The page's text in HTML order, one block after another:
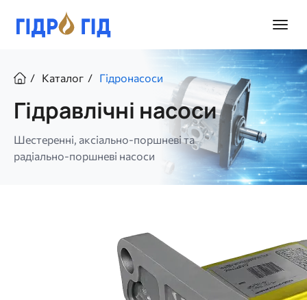
основного
меню
РядокКаталог Гідронасоси
Гідравлічні насоси
Шестеренні, аксіально-поршневі та
радіально-поршневі насоси